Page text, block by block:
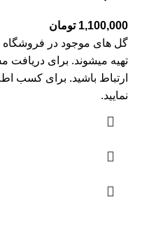
1,100,000 تومان
گل های موجود در فروشگاه
تهیه میشوند. برای دریافت
ارتباط باشید. برای کسب
نمایید.